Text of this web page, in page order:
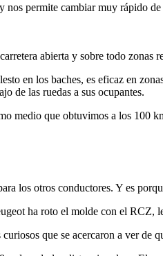
permite cambiar muy rápido
abierta y sobre todo zonas
en los baches, es eficaz en
de las ruedas a sus ocupantes.
medio que obtuvimos a los 100
los otros conductores. Y es
ha roto el molde con el RCZ,
que se acercaron a ver de